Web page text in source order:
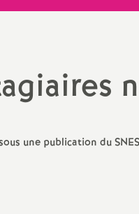
une publication du